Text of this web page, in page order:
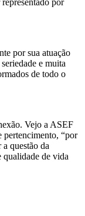
por sua atuação
e muita
de todo o
Vejo a ASEF
pertencimento, “por
questão da
qualidade de vida